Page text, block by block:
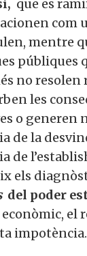
set en
de totes,
que alhora
del nostre
que es
com
mentre
no només
n’exacerben
La
a
a
ser un
actiu
col·laborar